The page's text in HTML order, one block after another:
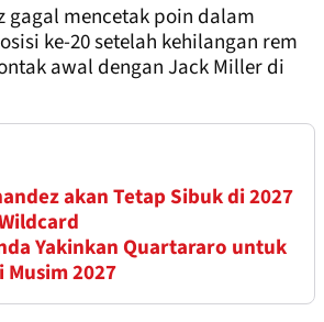
gagal mencetak poin dalam
ke-20 setelah kehilangan rem
awal dengan Jack Miller di
akan Tetap Sibuk di 2027
Yakinkan Quartararo untuk
2027